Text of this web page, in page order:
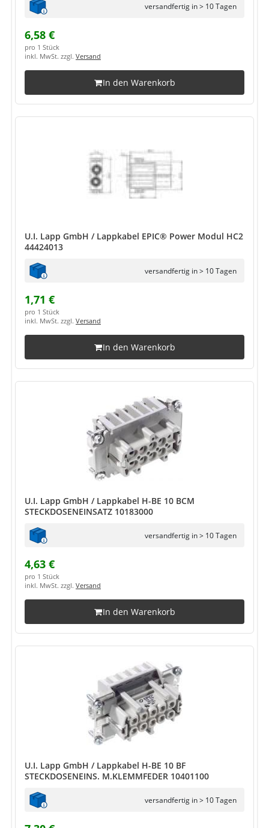
versandfertig in > 10 Tagen
6,58 €
pro 1 Stück
inkl. MwSt. zzgl. Versand
In den Warenkorb
U.I. Lapp GmbH / Lappkabel EPIC® Power Modul HC2
44424013
versandfertig in > 10 Tagen
1,71 €
pro 1 Stück
inkl. MwSt. zzgl. Versand
In den Warenkorb
U.I. Lapp GmbH / Lappkabel H-BE 10 BCM
STECKDOSENEINSATZ 10183000
versandfertig in > 10 Tagen
4,63 €
pro 1 Stück
inkl. MwSt. zzgl. Versand
In den Warenkorb
U.I. Lapp GmbH / Lappkabel H-BE 10 BF
STECKDOSENEINS. M.KLEMMFEDER 10401100
versandfertig in > 10 Tagen